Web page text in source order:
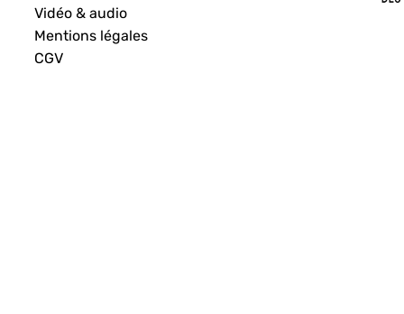
Vidéo & audio
Mentions légales
CGV